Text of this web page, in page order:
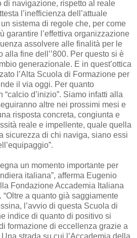
di navigazione, rispetto al reale
l’inefficienza dell’attuale
sistema di regole che, per come
garantire l’effettiva organizzazione
assolvere alle finalità per le
fine dell’’800. Per questo si è
generazionale. E in quest’ottica
l’Alta Scuola di Formazione per
il via oggi. Per quanto
“calcio d’inizio”. Siamo infatti alla
altre nei prossimi mesi e
risposta concreta, congiunta e
reale e impellente, quale quella
sicurezza di chi naviga, siano essi
un momento importante per
italiana”, afferma Eugenio
Fondazione Accademia Italiana
a quanto già saggiamente
l’avvio di questa Scuola di
indice di quanto di positivo si
formazione di eccellenza grazie a
strada su cui l’Accademia della